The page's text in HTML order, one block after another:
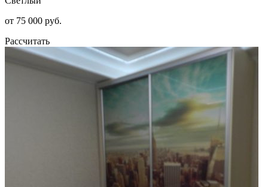
от 75 000 руб.
Рассчитать